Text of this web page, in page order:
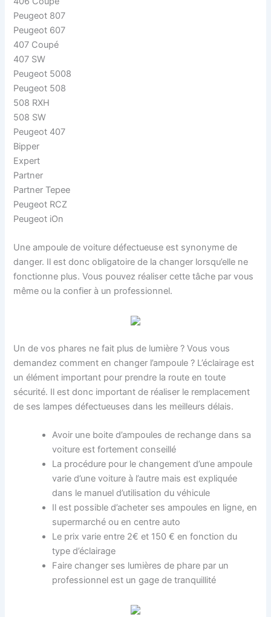
Peugeot 807
Peugeot 607
407 Coupé
407 SW
Peugeot 5008
Peugeot 508
508 RXH
508 SW
Peugeot 407
Bipper
Expert
Partner
Partner Tepee
Peugeot RCZ
Peugeot iOn
Une ampoule de voiture défectueuse est synonyme de
danger. Il est donc obligatoire de la changer lorsqu’elle ne
fonctionne plus. Vous pouvez réaliser cette tâche par vous
même ou la confier à un professionnel.
Un de vos phares ne fait plus de lumière ? Vous vous
demandez comment en changer l’ampoule ? L’éclairage est
un élément important pour prendre la route en toute
sécurité. Il est donc important de réaliser le remplacement
de ses lampes défectueuses dans les meilleurs délais.
Avoir une boite d’ampoules de rechange dans sa
voiture est fortement conseillé
La procédure pour le changement d’une ampoule
varie d’une voiture à l’autre mais est expliquée
dans le manuel d’utilisation du véhicule
Il est possible d’acheter ses ampoules en ligne, en
supermarché ou en centre auto
Le prix varie entre 2€ et 150 € en fonction du
type d’éclairage
Faire changer ses lumières de phare par un
professionnel est un gage de tranquillité